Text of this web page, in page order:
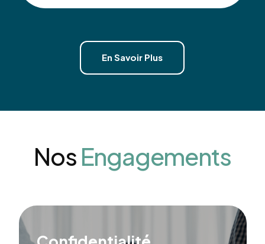
En Savoir Plus
NosEngagements